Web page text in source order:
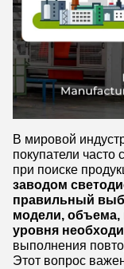
В мировой
покупатели
при поиске
заводом
правильный
модели, объема,
уровня
выполнения
Этот вопрос